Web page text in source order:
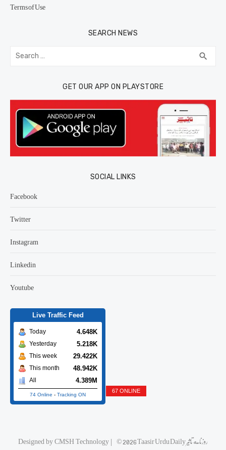
Terms of Use
SEARCH NEWS
Search
for: search
GET OUR APP ON PLAYSTORE
SOCIAL LINKS
Facebook
Twitter
Instagram
Linkedin
Youtube
Live Traffic Feed
Today 4.648K
Yesterday 5.218K
This week 29.422K
This month 48.942K
All 4.389M
74 Online - Tracking ON
67 ONLINE
Designed byCMSH Technology| © 2026 Taasir Urdu Daily روزنامه تاثیر